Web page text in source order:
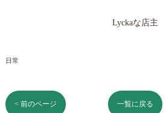
Lyckaな店主
日常
< 前のページ 一覧に戻る